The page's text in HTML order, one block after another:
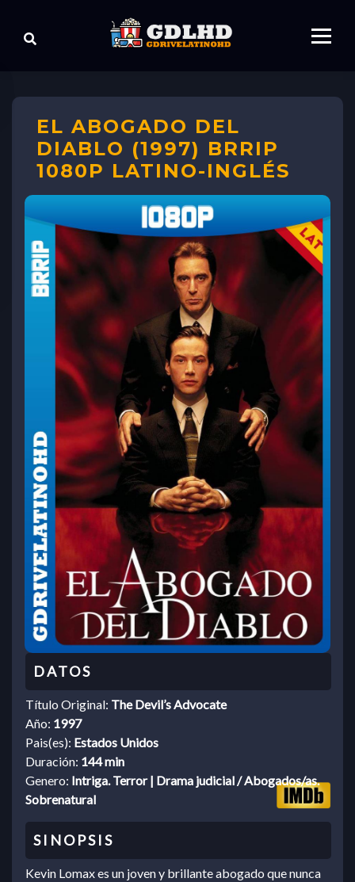
EL ABOGADO DEL
DIABLO (1997) BRRIP
1080P LATINO-INGLÉS
Título Original: The Devil’s Advocate
Año: 1997
Pais(es): Estados Unidos
Duración: 144 min
Genero: Intriga. Terror | Drama judicial / Abogados/as.
Sobrenatural
Kevin Lomax es un joven y brillante abogado que nunca